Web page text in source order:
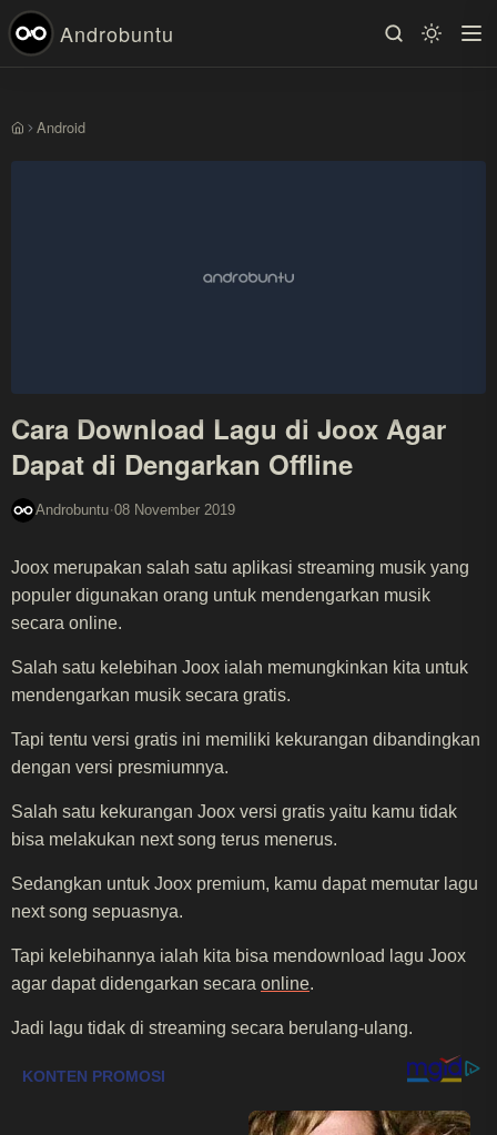
Androbuntu
BerandaAndroid
Cara Download Lagu di Joox Agar
Dapat di Dengarkan Offline
Androbuntu·08 November 2019
Joox merupakan salah satu aplikasi streaming musik yang
populer digunakan orang untuk mendengarkan musik
secara online.
Salah satu kelebihan Joox ialah memungkinkan kita untuk
mendengarkan musik secara gratis.
Tapi tentu versi gratis ini memiliki kekurangan dibandingkan
dengan versi presmiumnya.
Salah satu kekurangan Joox versi gratis yaitu kamu tidak
bisa melakukan next song terus menerus.
Sedangkan untuk Joox premium, kamu dapat memutar lagu
next song sepuasnya.
Tapi kelebihannya ialah kita bisa mendownload lagu Joox
agar dapat didengarkan secara online.
Jadi lagu tidak di streaming secara berulang-ulang.